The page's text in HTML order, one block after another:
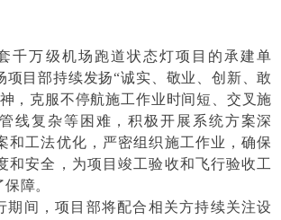
千万级机场跑道状态灯项目的承建单
项目部持续发扬“诚实、敬业、创新、敢
，克服不停航施工作业时间短、交叉施
线复杂等困难，积极开展系统方案深
和工法优化，严密组织施工作业，确保
和安全，为项目竣工验收和飞行验收工
障。
期间，项目部将配合相关方持续关注设